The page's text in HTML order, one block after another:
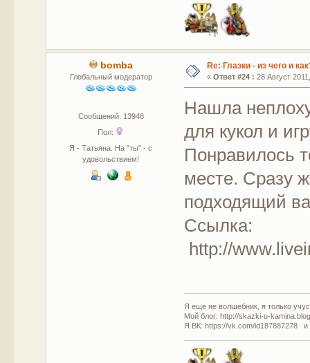
bomba
Глобальный модератор
Сообщений: 13948
Пол:
Я - Татьяна. На "ты" - с
удовольствием!
Re: Глазки - из чего и
« Ответ #24 : 28 Август
Нашла
для кукол и
Понравилось
месте. Сразу
подходящий
Ссылка:
http://
Я еще не волшебник, я только
Мой блог: http://skazki-u-
Я ВК: https://vk.com/id187887278 и